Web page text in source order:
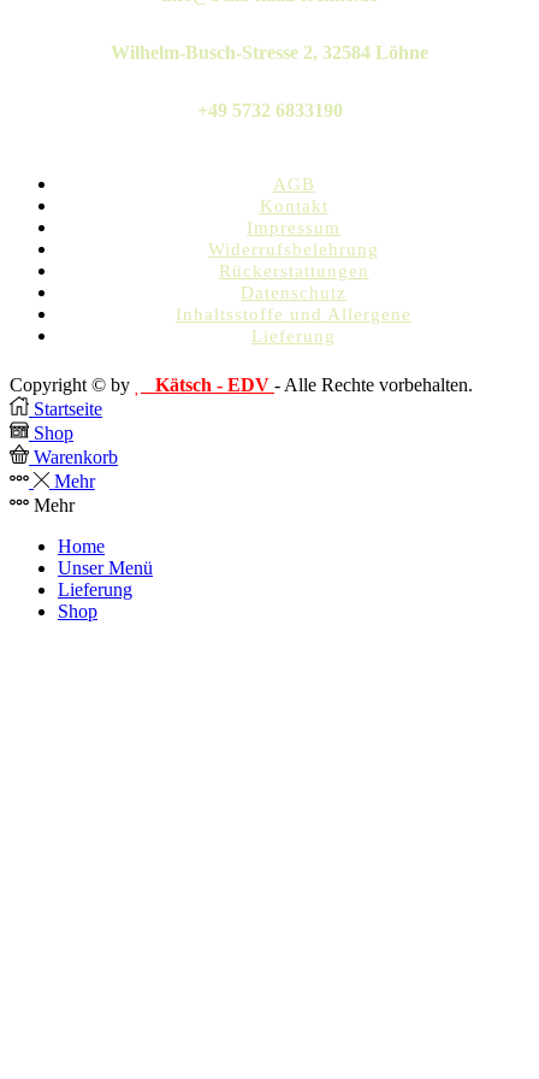
Wilhelm-Busch-Stresse 2, 32584 Löhne
+49 5732 6833190
AGB
Kontakt
Impressum
Widerrufsbelehrung
Rückerstattungen
Datenschutz
Inhaltsstoffe und Allergene
Lieferung
Copyright © by Kätsch - EDV - Alle Rechte vorbehalten.
Startseite
Shop
Warenkorb
Mehr
Mehr
Home
Unser Menü
Lieferung
Shop